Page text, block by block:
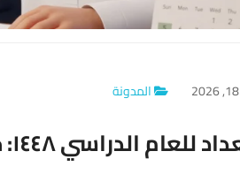
المدونة
الدراسي ١٤٤٨: خطة أول ٣٠ يومًا